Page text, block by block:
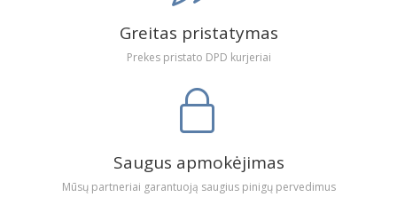
Greitas pristatymas
Prekes pristato DPD kurjeriai
Saugus apmokėjimas
Mūsų partneriai garantuoją saugius pinigų pervedimus